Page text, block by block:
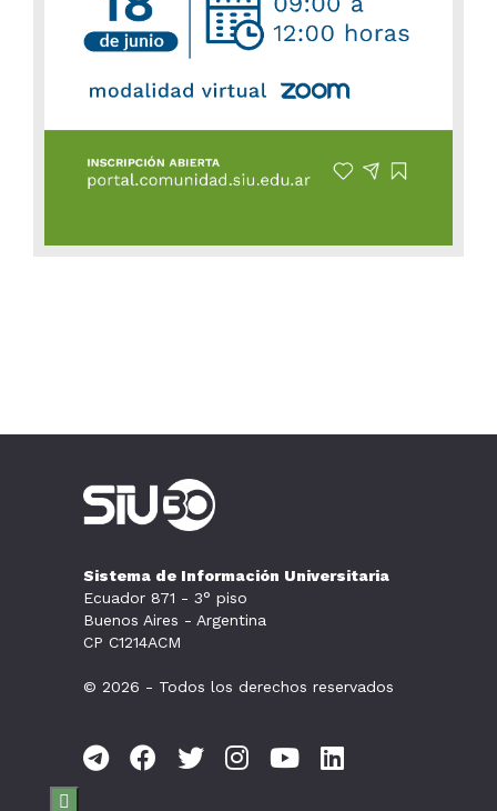
Sistema de Información Universitaria
Ecuador 871 - 3° piso
Buenos Aires - Argentina
CP C1214ACM
© 2026 - Todos los derechos reservados
